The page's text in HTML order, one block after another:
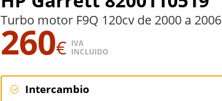
Turbo motor F9Q 120cv de 2000 a 2006
260€ IVA
INCLUIDO
Intercambio